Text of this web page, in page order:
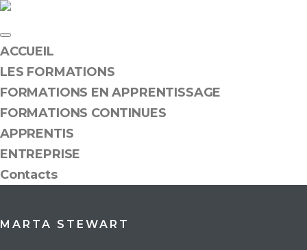
ACCUEIL
LES FORMATIONS
FORMATIONS EN APPRENTISSAGE
FORMATIONS CONTINUES
APPRENTIS
ENTREPRISE
Contacts
MARTA STEWART